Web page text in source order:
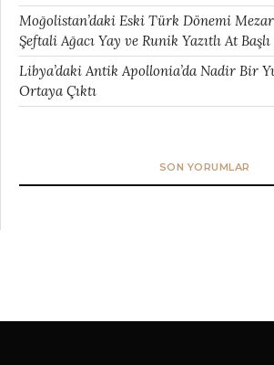
Moğolistan’daki Eski Türk Dönemi
Şeftali Ağacı Yay ve Runik Yazıtlı At
Libya’daki Antik Apollonia’da Nadir Bir
Ortaya Çıktı
SON YORUMLAR